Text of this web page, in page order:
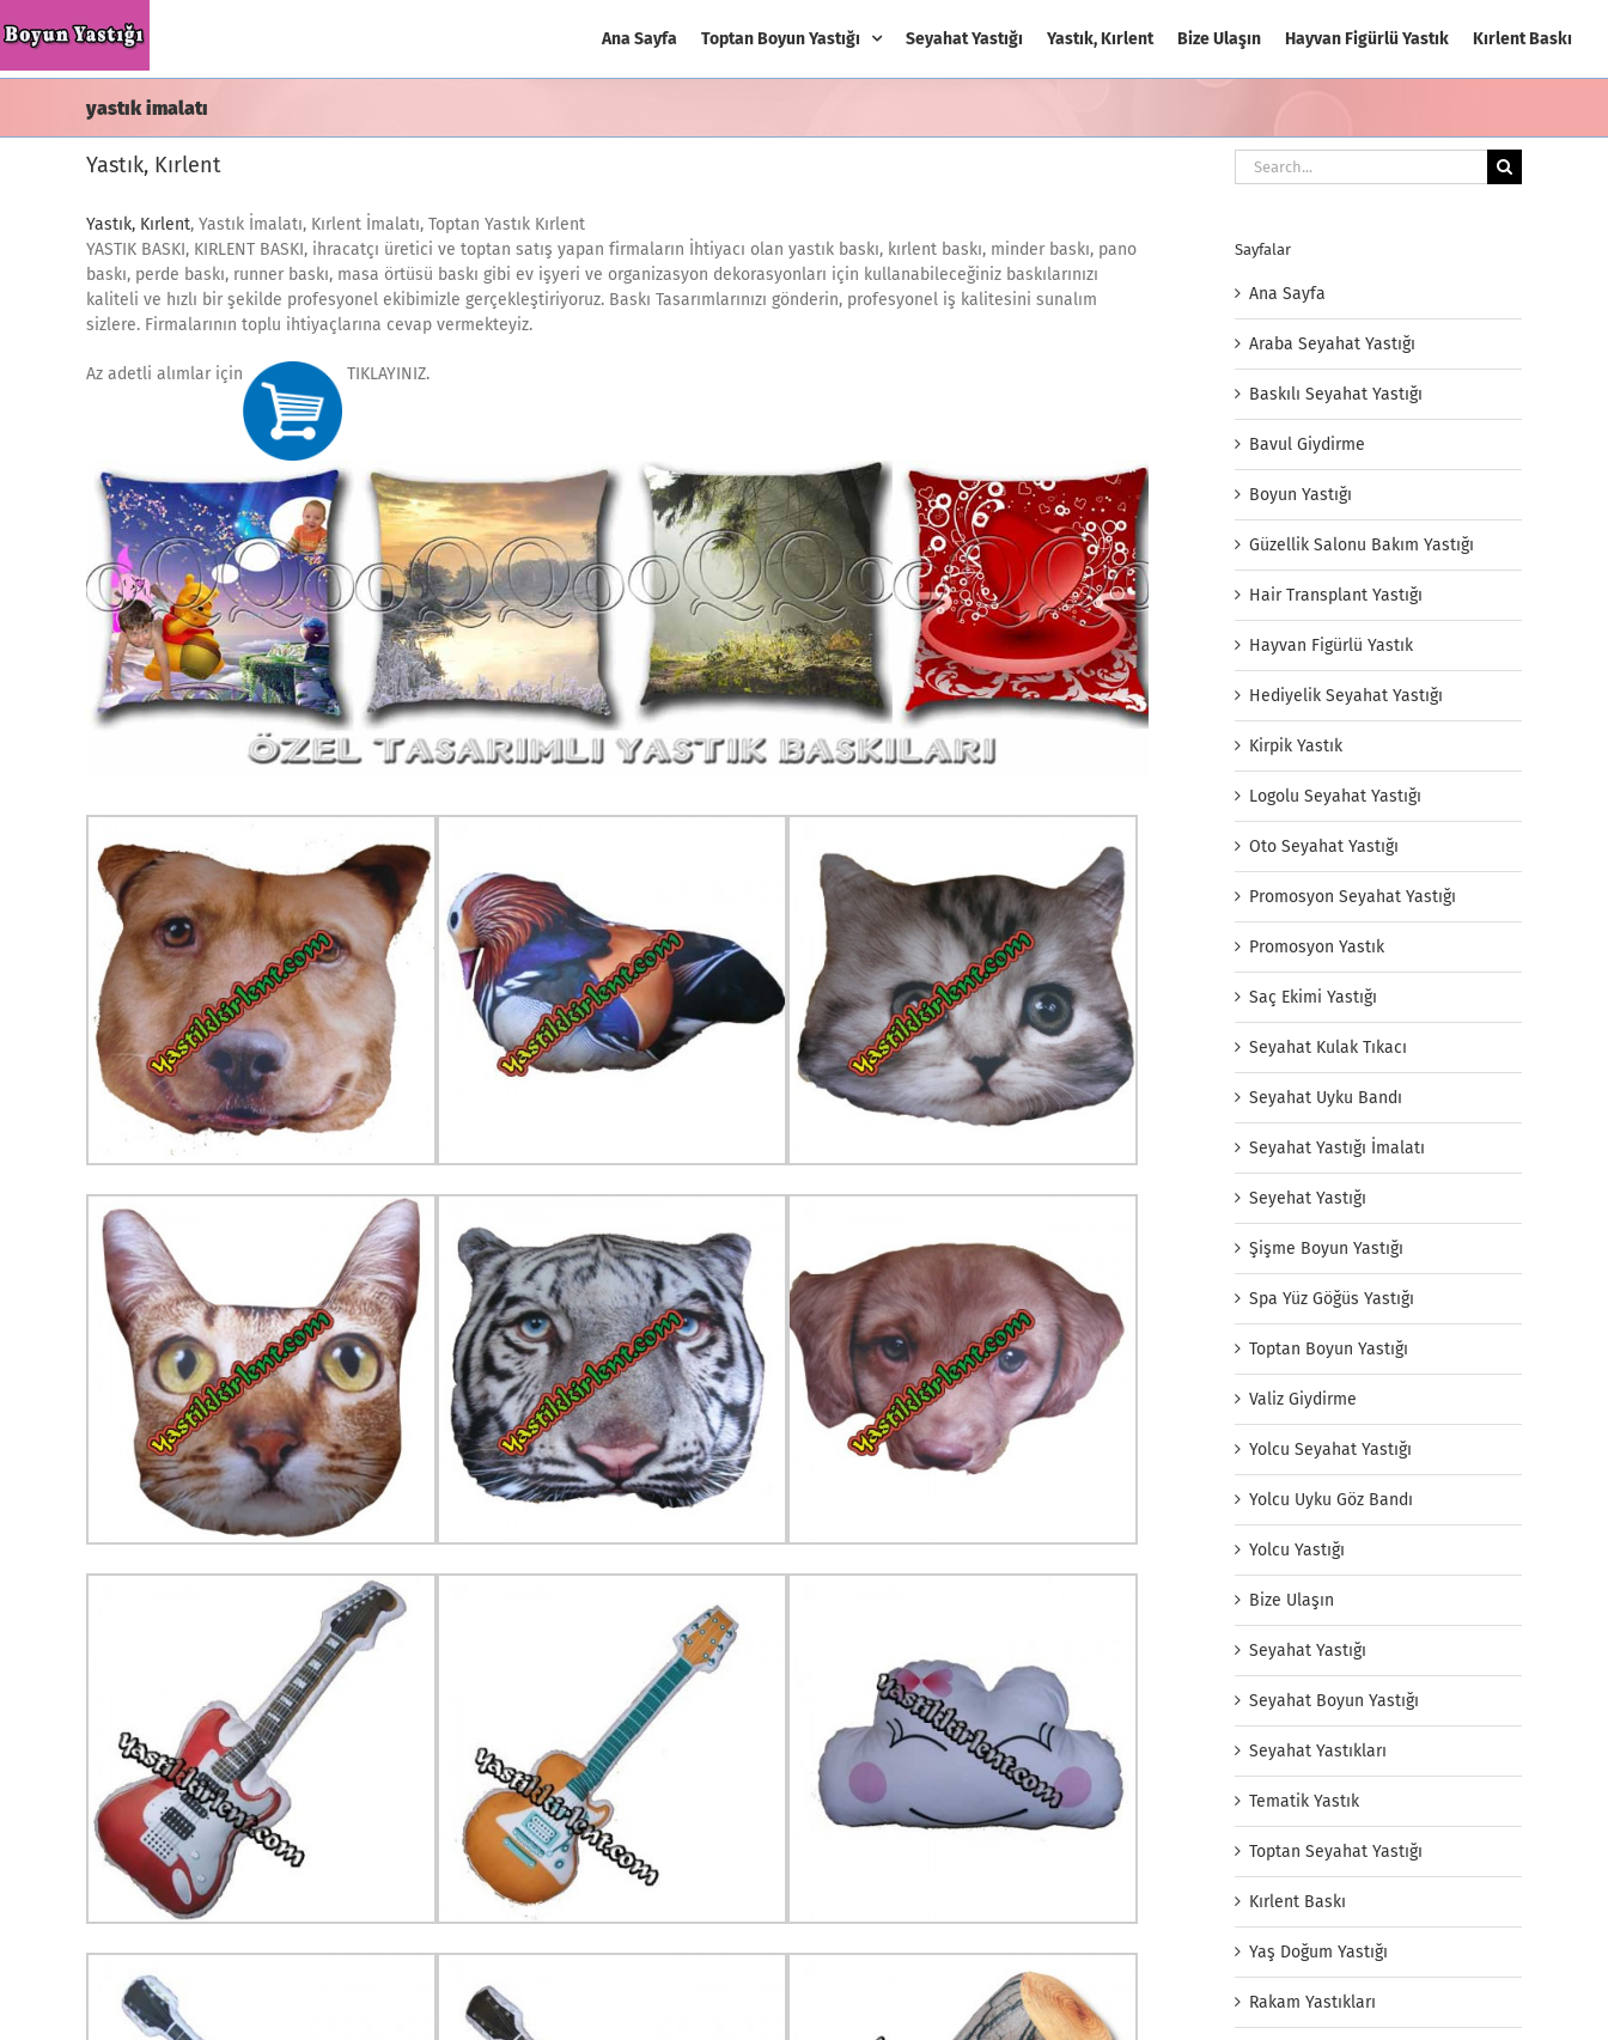
to
Ana Sayfa Toptan Boyun Yastığı Seyahat Yastığı Yastık, Kırlent Bize Ulaşın Hayvan Figürlü Yastık Kırlent Baskı
yastık imalatı
Yastık, Kırlent
Yastık, Kırlent, Yastık İmalatı, Kırlent İmalatı, Toptan Yastık Kırlent
YASTIK BASKI, KIRLENT BASKI, ihracatçı üretici ve toptan satış yapan firmaların İhtiyacı olan yastık baskı, kırlent baskı, minder baskı, pano
baskı, perde baskı, runner baskı, masa örtüsü baskı gibi ev işyeri ve organizasyon dekorasyonları için kullanabileceğiniz baskılarınızı
kaliteli ve hızlı bir şekilde profesyonel ekibimizle gerçekleştiriyoruz. Baskı Tasarımlarınızı gönderin, profesyonel iş kalitesini sunalım
sizlere. Firmalarının toplu ihtiyaçlarına cevap vermekteyiz.
Az adetli alımlar için TIKLAYINIZ.
Search
for:
Sayfalar
Ana Sayfa
Araba Seyahat Yastığı
Baskılı Seyahat Yastığı
Bavul Giydirme
Boyun Yastığı
Güzellik Salonu Bakım Yastığı
Hair Transplant Yastığı
Hayvan Figürlü Yastık
Hediyelik Seyahat Yastığı
Kirpik Yastık
Logolu Seyahat Yastığı
Oto Seyahat Yastığı
Promosyon Seyahat Yastığı
Promosyon Yastık
Saç Ekimi Yastığı
Seyahat Kulak Tıkacı
Seyahat Uyku Bandı
Seyahat Yastığı İmalatı
Seyehat Yastığı
Şişme Boyun Yastığı
Spa Yüz Göğüs Yastığı
Toptan Boyun Yastığı
Valiz Giydirme
Yolcu Seyahat Yastığı
Yolcu Uyku Göz Bandı
Yolcu Yastığı
Bize Ulaşın
Seyahat Yastığı
Seyahat Boyun Yastığı
Seyahat Yastıkları
Tematik Yastık
Toptan Seyahat Yastığı
Kırlent Baskı
Yaş Doğum Yastığı
Rakam Yastıkları